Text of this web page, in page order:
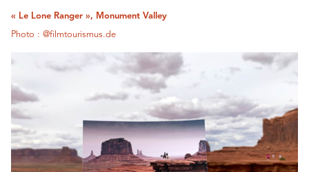
« Le Lone Ranger », Monument Valley
Photo : @filmtourismus.de